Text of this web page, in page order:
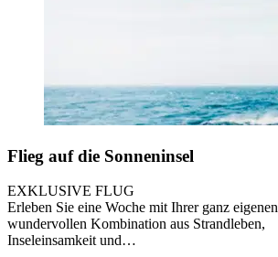
Flieg auf die Sonneninsel
EXKLUSIVE FLUG
Erleben Sie eine Woche mit Ihrer ganz eigenen
wundervollen Kombination aus Strandleben,
Inseleinsamkeit und…